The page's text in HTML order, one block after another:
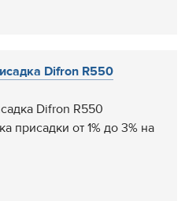
Difron R550
Difron R550
присадки от 1% до 3% на